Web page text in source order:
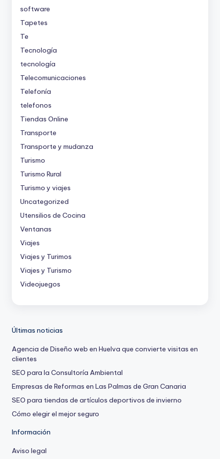
software
Tapetes
Te
Tecnología
tecnología
Telecomunicaciones
Telefonía
telefonos
Tiendas Online
Transporte
Transporte y mudanza
Turismo
Turismo Rural
Turismo y viajes
Uncategorized
Utensilios de Cocina
Ventanas
Viajes
Viajes y Turimos
Viajes y Turismo
Videojuegos
Últimas noticias
Agencia de Diseño web en Huelva que convierte visitas en
clientes
SEO para la Consultoría Ambiental
Empresas de Reformas en Las Palmas de Gran Canaria
SEO para tiendas de artículos deportivos de invierno
Cómo elegir el mejor seguro
Información
Aviso legal